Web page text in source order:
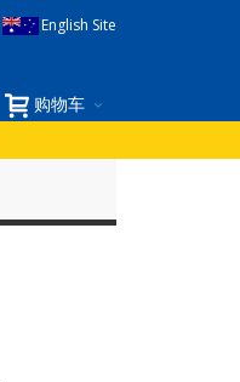
English Site
购物车